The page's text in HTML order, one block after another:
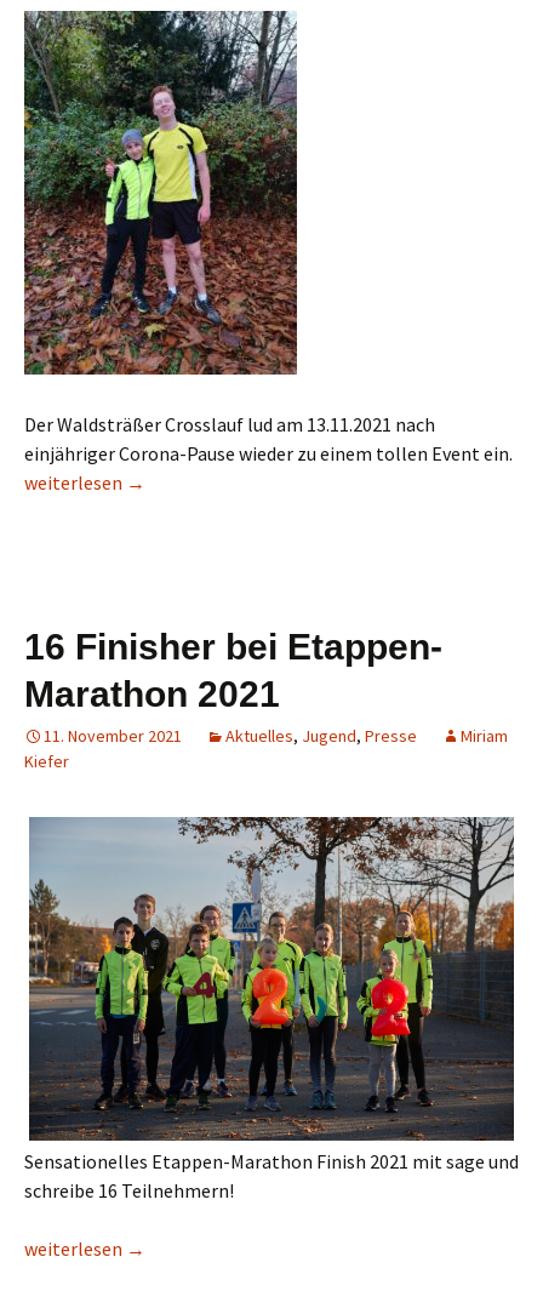
Der Waldsträßer Crosslauf lud am 13.11.2021 nach
einjähriger Corona-Pause wieder zu einem tollen Event ein.
Waldsträßer Cross – Erfolge für die Jüngsten
weiterlesen →
16 Finisher bei Etappen-
Marathon 2021
11. November 2021 Aktuelles, Jugend, Presse
Miriam
Kiefer
Sensationelles Etappen-Marathon Finish 2021 mit sage und
schreibe 16 Teilnehmern!
16 Finisher bei Etappen-Marathon 2021
weiterlesen →